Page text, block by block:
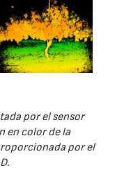
por el sensor
en color de la
por el